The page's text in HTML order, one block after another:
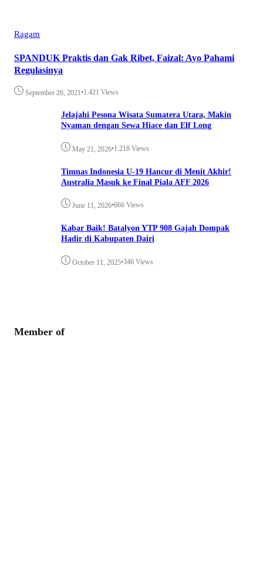
Ragam
SPANDUK Praktis dan Gak Ribet, Faizal: Ayo Pahami
Regulasinya
September 26, 2021•1.421 Views
Jelajahi Pesona Wisata Sumatera Utara, Makin
Nyaman dengan Sewa Hiace dan Elf Long
May 21, 2026•1.218 Views
Timnas Indonesia U-19 Hancur di Menit Akhir!
Australia Masuk ke Final Piala AFF 2026
June 11, 2026•666 Views
Kabar Baik! Batalyon YTP 908 Gajah Dompak
Hadir di Kabupaten Dairi
October 11, 2025•346 Views
Member of